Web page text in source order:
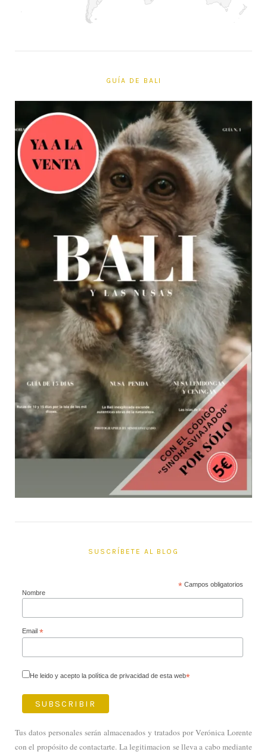
GUÍA DE BALI
SUSCRÍBETE AL BLOG
*Campos obligatorios
Nombre
Email *
He leido y acepto la política de privacidad de esta web*
Tus datos personales serán almacenados y tratados por Verónica Lorente
con el propósito de contactarte. La legitimacion se lleva a cabo mediante